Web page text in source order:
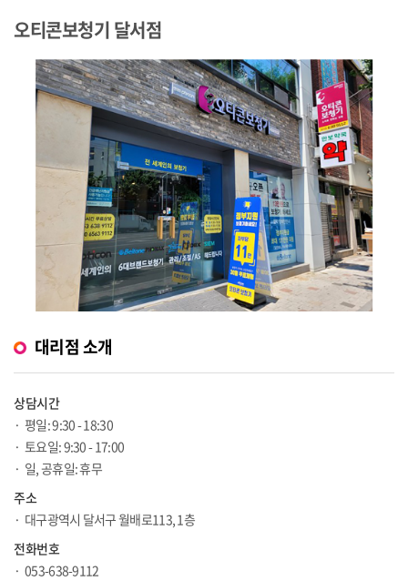
오티콘보청기 달서점
대리점 소개
상담시간
평일: 9:30 - 18:30
토요일: 9:30 - 17:00
일, 공휴일: 휴무
주소
대구광역시 달서구 월배로113, 1층
전화번호
053-638-9112